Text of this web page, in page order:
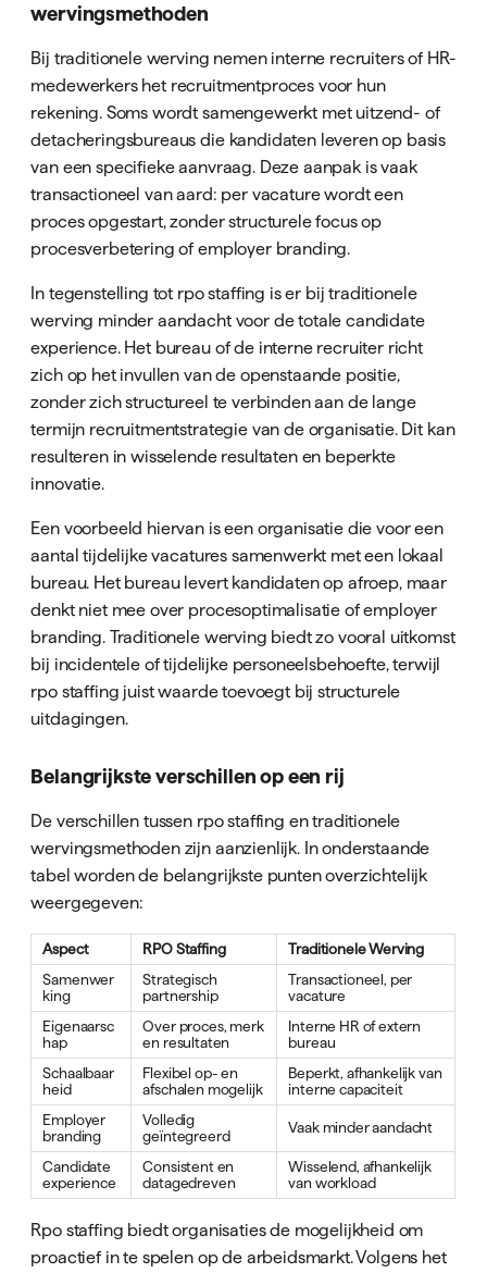
wervingsmethoden
Bij traditionele werving nemen interne recruiters of HR-
medewerkers het recruitmentproces voor hun
rekening. Soms wordt samengewerkt met uitzend- of
detacheringsbureaus die kandidaten leveren op basis
van een specifieke aanvraag. Deze aanpak is vaak
transactioneel van aard: per vacature wordt een
proces opgestart, zonder structurele focus op
procesverbetering of employer branding.
In tegenstelling tot rpo staffing is er bij traditionele
werving minder aandacht voor de totale candidate
experience. Het bureau of de interne recruiter richt
zich op het invullen van de openstaande positie,
zonder zich structureel te verbinden aan de lange
termijn recruitmentstrategie van de organisatie. Dit kan
resulteren in wisselende resultaten en beperkte
innovatie.
Een voorbeeld hiervan is een organisatie die voor een
aantal tijdelijke vacatures samenwerkt met een lokaal
bureau. Het bureau levert kandidaten op afroep, maar
denkt niet mee over procesoptimalisatie of employer
branding. Traditionele werving biedt zo vooral uitkomst
bij incidentele of tijdelijke personeelsbehoefte, terwijl
rpo staffing juist waarde toevoegt bij structurele
uitdagingen.
Belangrijkste verschillen op een rij
De verschillen tussen rpo staffing en traditionele
wervingsmethoden zijn aanzienlijk. In onderstaande
tabel worden de belangrijkste punten overzichtelijk
weergegeven:
Aspect RPO Staffing
Traditionele Werving
Samenwer
king
Strategisch
partnership
Transactioneel, per
vacature
Eigenaarsc
hap
Over proces, merk
en resultaten
Interne HR of extern
bureau
Schaalbaar
heid
Flexibel op- en
afschalen mogelijk
Beperkt, afhankelijk van
interne capaciteit
Employer
branding
Volledig
geïntegreerd
Vaak minder aandacht
Candidate
experience
Consistent en
datagedreven
Wisselend, afhankelijk
van workload
Rpo staffing biedt organisaties de mogelijkheid om
proactief in te spelen op de arbeidsmarkt. Volgens het